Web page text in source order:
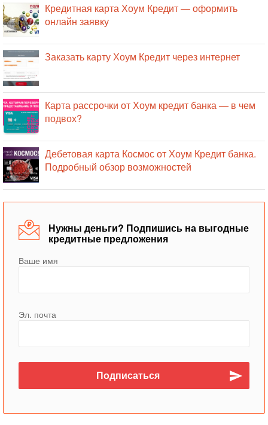
Кредитная карта Хоум Кредит — оформить
онлайн заявку
Заказать карту Хоум Кредит через интернет
Карта рассрочки от Хоум кредит банка — в чем
подвох?
Дебетовая карта Космос от Хоум Кредит банка.
Подробный обзор возможностей
Нужны деньги? Подпишись на выгодные
кредитные предложения
Ваше имя
Эл. почта